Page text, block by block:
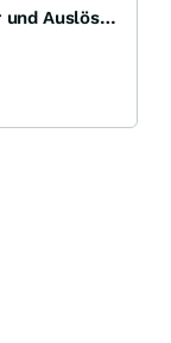
MICROSTRATEGY Größter BTC Investor und Auslöser für Teslas 1,5 Mrd Bitcoin Investment